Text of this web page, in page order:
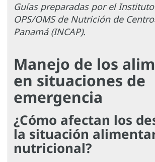
Guías preparadas por el
OPS/OMS de Nutrición de
Panamá (INCAP).
Manejo de los
en situaciones de
emergencia
¿Cómo afectan los
la situación
nutricional?